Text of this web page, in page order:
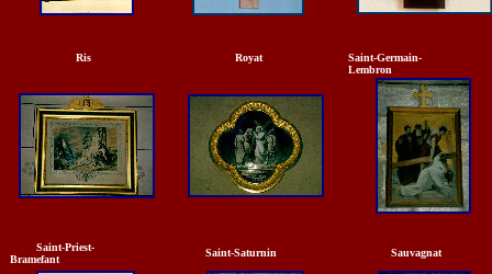
Ris Royat
Saint-Germain-
Lembron
Saint-Priest-
Bramefant
Saint-Saturnin Sauvagnat